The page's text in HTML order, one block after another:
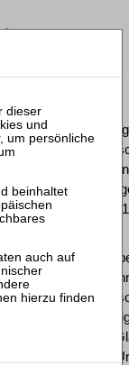
auf. Die
sind nicht
des
ist, an einer
(§ 133 Abs.
Konkursordnung
die auch der
hätte
ob bevorrechtigte
erhalten (BGH,